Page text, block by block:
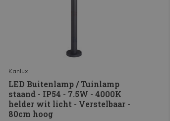
Kanlux
LED Buitenlamp / Tuinlamp
staand - IP54 - 7.5W - 4000K
helder wit licht - Verstelbaar -
80cm hoog